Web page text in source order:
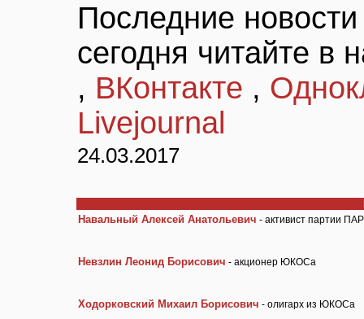
Последние
сегодня читайте в
, ВКонтакте ,
Livejournal
24.03.2017
Навальный Алексей Анатольевич - активист партии
Невзлин Леонид Борисович - акционер ЮКОСа
Ходорковский Михаил Борисович - олигарх из ЮКОСа